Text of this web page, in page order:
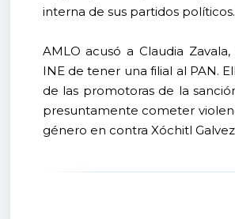
interna de sus partidos políticos.
AMLO acusó a Claudia
INE de tener una filial al PAN.
de las promotoras de la
presuntamente cometer
género en contra Xóchitl